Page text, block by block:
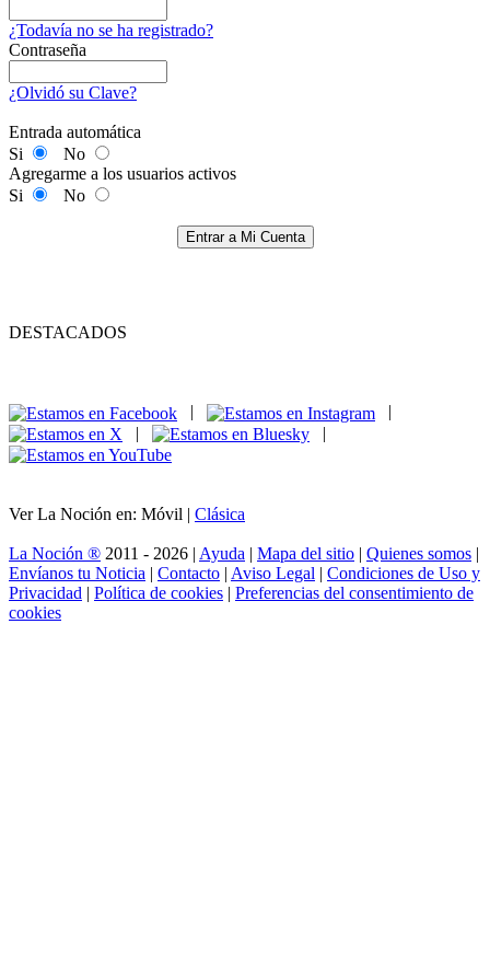
¿Todavía no se ha registrado?
Contraseña
¿Olvidó su Clave?
Entrada automática
Si
No
Agregarme a los usuarios activos
Si
No
Entrar a Mi Cuenta
DESTACADOS
|
|
Ver La Noción en: Móvil | Clásica
La Noción ® 2011 - 2026 | Ayuda | Mapa del sitio | Quienes somos |
Envíanos tu Noticia | Contacto | Aviso Legal | Condiciones de Uso y
Privacidad | Política de cookies | Preferencias del consentimiento de
cookies